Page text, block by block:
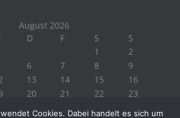
August 2026
D F S
S
1
2
6 7 8
9
13 14 15
16
20 21 22
23
Cookies. Dabei handelt es sich um